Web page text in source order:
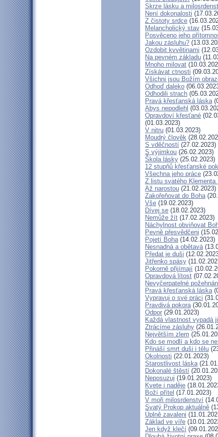
Skrze lásku a
Není dokonalosti
Z čistoty srdce
Melancholický stav
Posvěceno jeho
Jakou zásluhu?
Ozdobit kvvětinami
Na pevném základu
Mnoho milovat
Získávat ctnosti
Všichni jsou Božím
Odhoď daleko
Odhodili strach
Pravá křesťanská láska
Abys nepodlehl
Opravdoví křesťané
(01.03.2023)
V nitru (01.03.2023)
Moudrý člověk
S vděčností (27.02.2023)
S výjimkou (26.02.2023)
Škola lásky (25.02.2023)
12 stupňů křesťanské
Všechna jeho práce
Z listu svatého Klementa
Až narostou (21.02.2023)
Zakořeňovat do Boha
Vše (19.02.2023)
Dívej se (18.02.2023)
Nemůže žít (17.02.2023)
Náchylnost obviňovat
Pevně přesvědčeni
Pojetí Boha(14.02.2023)
Nesnadná a obětavá
Předat je duši
Jitřenko spásy
Pokorně přijímají
Opravdová lítost
Nevyčerpatelné
Pravá křesťanská láska
Vypravuj o své práci
Pravdivá pokora
Odpor (29.01.2023)
Každá vlastnost vypadá
Ztrácíme zásluhy
Největším zlem
Kdo se modlí a kdo se
Přináší smrt duši i tělu
Okolnosti (22.01.2023)
Starostlivost láska
Dokonalé štěstí
Neposuzuj (19.01.2023)
Kvete i naděje
Boží přítel (17.01.2023)
V moři milosrdenství
Svatý Prokop aktuálně
Úplně zavaleni
Základ ve víře
Jen když klečí